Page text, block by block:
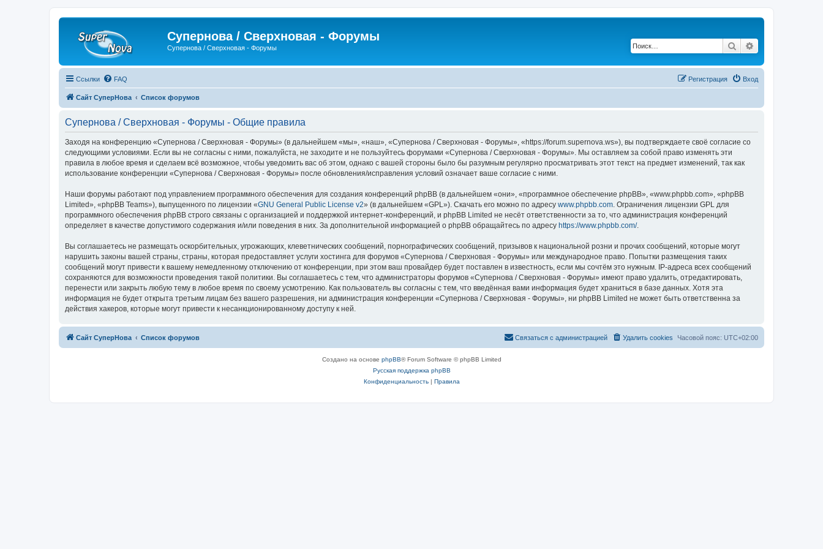
Супернова / Сверхновая - Форумы
Супернова / Сверхновая - Форумы Поиск
Ссылки FAQ Вход
Регистрация
Сайт СуперНова Список форумов
Супернова / Сверхновая - Форумы - Общие правила
Заходя на конференцию «Супернова / Сверхновая - Форумы» (в дальнейшем «мы», «наш», «Супернова / Сверхновая - Форумы», «https://forum.supernova.ws»), вы подтверждаете своё согласие со
следующими условиями. Если вы не согласны с ними, пожалуйста, не заходите и не пользуйтесь форумами «Супернова / Сверхновая - Форумы». Мы оставляем за собой право изменять эти
правила в любое время и сделаем всё возможное, чтобы уведомить вас об этом, однако с вашей стороны было бы разумным регулярно просматривать этот текст на предмет изменений, так как
использование конференции «Супернова / Сверхновая - Форумы» после обновления/исправления условий означает ваше согласие с ними.
Наши форумы работают под управлением программного обеспечения для создания конференций phpBB (в дальнейшем «они», «программное обеспечение phpBB», «www.phpbb.com», «phpBB
Limited», «phpBB Teams»), выпущенного по лицензии «GNU General Public License v2» (в дальнейшем «GPL»). Скачать его можно по адресу www.phpbb.com . Ограничения лицензии GPL для
программного обеспечения phpBB строго связаны с организацией и поддержкой интернет-конференций, и phpBB Limited не несёт ответственности за то, что администрация конференций
определяет в качестве допустимого содержания и/или поведения в них. За дополнительной информацией о phpBB обращайтесь по адресу https://www.phpbb.com/.
Вы соглашаетесь не размещать оскорбительных, угрожающих, клеветнических сообщений, порнографических сообщений, призывов к национальной розни и прочих сообщений, которые могут
нарушить законы вашей страны, страны, которая предоставляет услуги хостинга для форумов «Супернова / Сверхновая - Форумы» или международное право. Попытки размещения таких
сообщений могут привести к вашему немедленному отключению от конференции, при этом ваш провайдер будет поставлен в известность, если мы сочтём это нужным. IP-адреса всех сообщений
сохраняются для возможности проведения такой политики. Вы соглашаетесь с тем, что администраторы форумов «Супернова / Сверхновая - Форумы» имеют право удалить, отредактировать,
перенести или закрыть любую тему в любое время по своему усмотрению. Как пользователь вы согласны с тем, что введённая вами информация будет храниться в базе данных. Хотя эта
информация не будет открыта третьим лицам без вашего разрешения, ни администрация конференции «Супернова / Сверхновая - Форумы», ни phpBB Limited не может быть ответственна за
действия хакеров, которые могут привести к несанкционированному доступу к ней.
Сайт СуперНова Список форумов Часовой пояс: UTC+02:00
Удалить cookies
Связаться с администрацией
Создано на основе phpBB® Forum Software © phpBB Limited
Русская поддержка phpBB
Конфиденциальность| Правила